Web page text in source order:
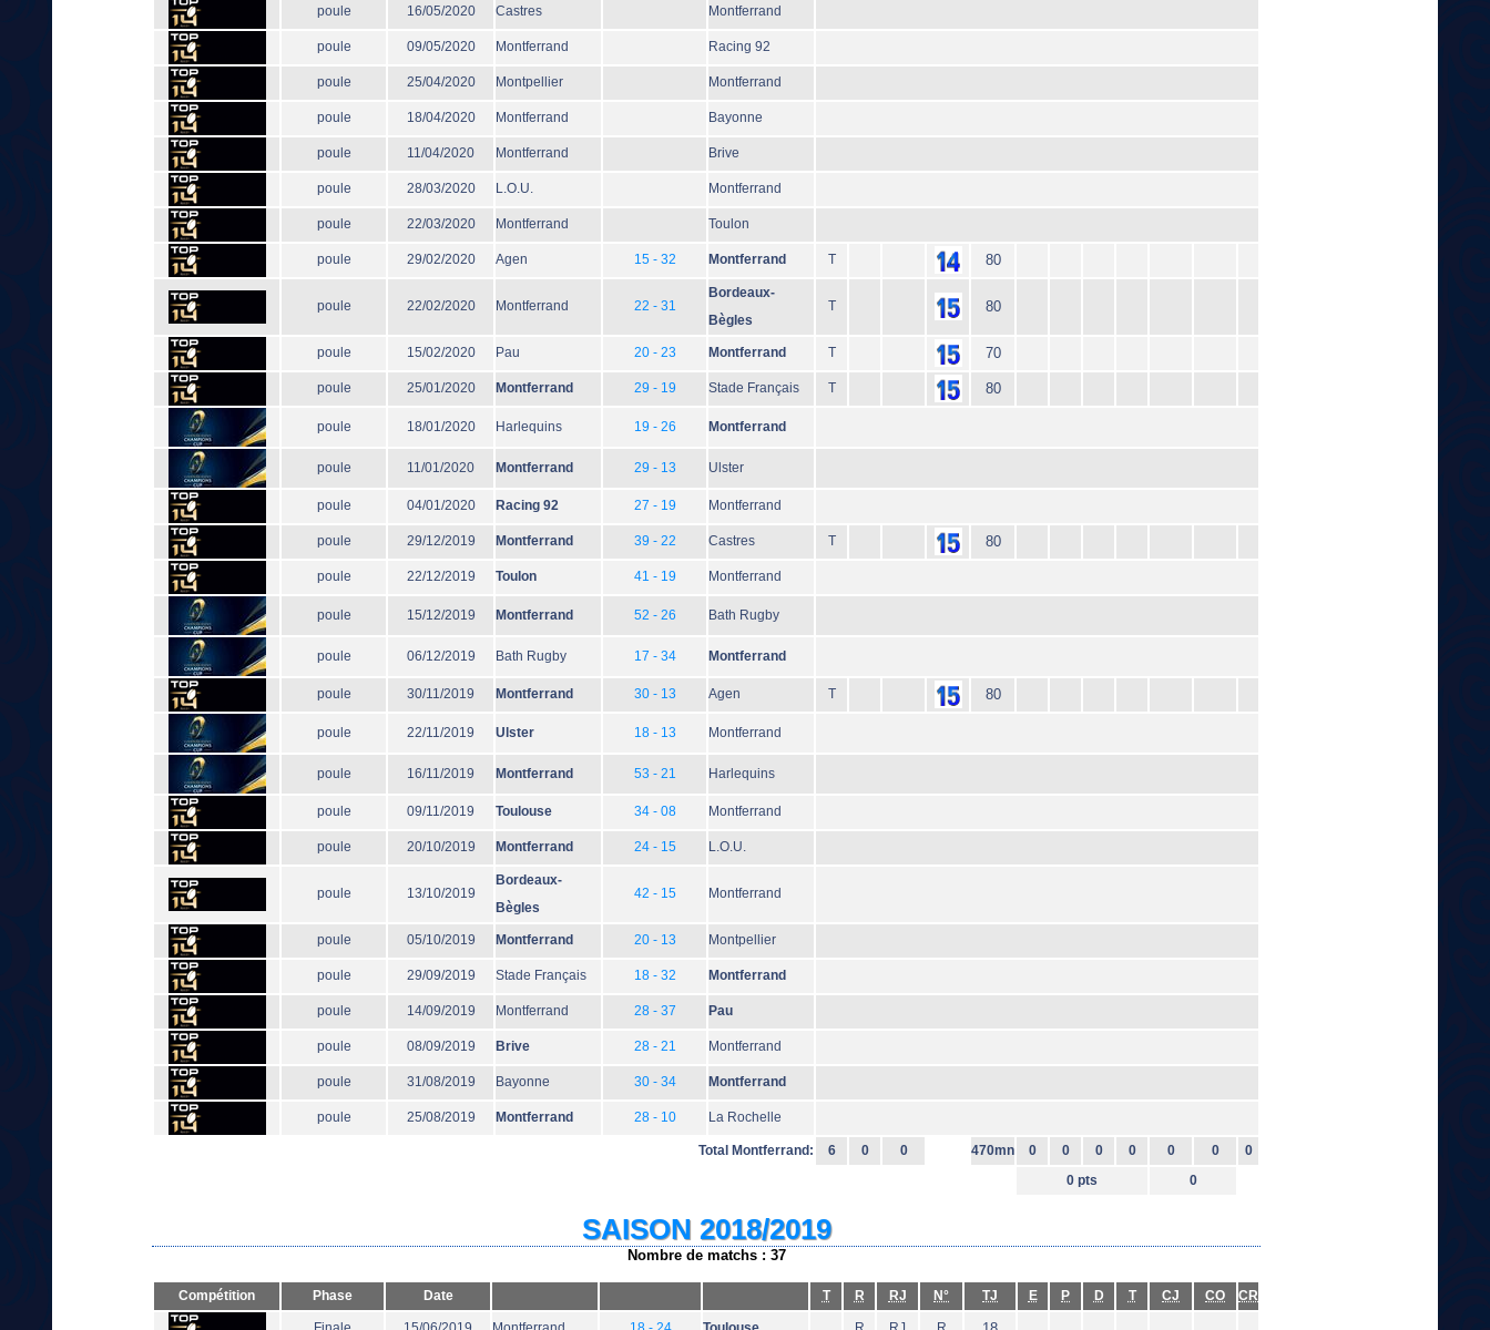
poule 16/05/2020 Castres Montferrand
poule 09/05/2020 Montferrand Racing 92
poule 25/04/2020 Montpellier Montferrand
poule 18/04/2020 Montferrand Bayonne
poule 11/04/2020 Montferrand Brive
poule 28/03/2020 L.O.U. Montferrand
poule 22/03/2020 Montferrand Toulon
poule 29/02/2020 Agen 15 - 32 Montferrand T 80
poule 22/02/2020 Montferrand 22 - 31
Bordeaux-
Bègles
T 80
poule 15/02/2020 Pau 20 - 23 Montferrand T 70
poule 25/01/2020 Montferrand 29 - 19 Stade Français T 80
poule 18/01/2020 Harlequins 19 - 26 Montferrand
poule 11/01/2020 Montferrand 29 - 13 Ulster
poule 04/01/2020 Racing 92 27 - 19 Montferrand
poule 29/12/2019 Montferrand 39 - 22 Castres T 80
poule 22/12/2019 Toulon 41 - 19 Montferrand
poule 15/12/2019 Montferrand 52 - 26 Bath Rugby
poule 06/12/2019 Bath Rugby 17 - 34 Montferrand
poule 30/11/2019 Montferrand 30 - 13 Agen T 80
poule 22/11/2019 Ulster 18 - 13 Montferrand
poule 16/11/2019 Montferrand 53 - 21 Harlequins
poule 09/11/2019 Toulouse 34 - 08 Montferrand
poule 20/10/2019 Montferrand 24 - 15 L.O.U.
poule 13/10/2019
Bordeaux-
Bègles
42 - 15 Montferrand
poule 05/10/2019 Montferrand 20 - 13 Montpellier
poule 29/09/2019 Stade Français 18 - 32 Montferrand
poule 14/09/2019 Montferrand 28 - 37 Pau
poule 08/09/2019 Brive 28 - 21 Montferrand
poule 31/08/2019 Bayonne 30 - 34 Montferrand
poule 25/08/2019 Montferrand 28 - 10 La Rochelle
Total Montferrand: 6 0 0 470mn 0 0 0 0 0 0
0
0 pts
0
SAISON 2018/2019
Nombre de matchs : 37
Compétition Phase Date T R RJ N° TJ E P D T CJ CO CR